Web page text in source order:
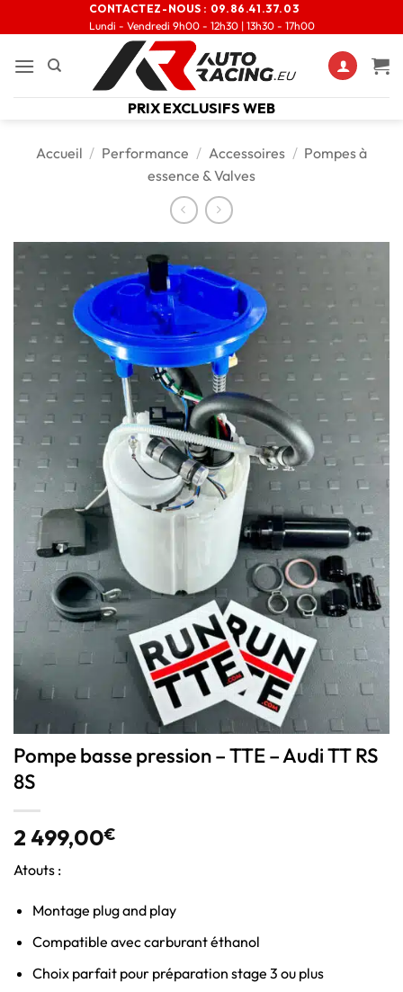
CONTACTEZ-NOUS : 09.86.41.37.03
Lundi - Vendredi 9h00 - 12h30 | 13h30 - 17h00
PRIX EXCLUSIFS WEB
Accueil / Performance / Accessoires / Pompes à
essence & Valves
Pompe basse pression – TTE – Audi TT RS
8S
2 499,00€
Atouts :
Montage plug and play
Compatible avec carburant éthanol
Choix parfait pour préparation stage 3 ou plus